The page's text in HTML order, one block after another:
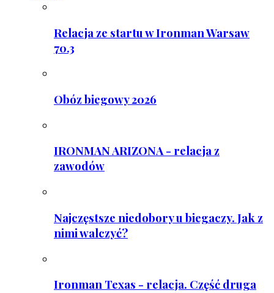
Relacja ze startu w Ironman Warsaw
70.3
Obóz biegowy 2026
IRONMAN ARIZONA - relacja z
zawodów
Najczęstsze niedobory u biegaczy. Jak z
nimi walczyć?
Ironman Texas - relacja. Część druga